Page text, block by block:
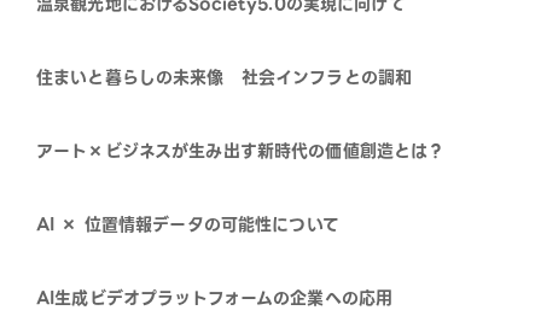
住まいと暮らしの未来像 社会インフラとの調和
アート×ビジネスが生み出す新時代の価値創造とは？
AI × 位置情報データの可能性について
AI生成ビデオプラットフォームの企業への応用